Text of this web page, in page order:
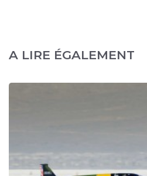
A LIRE ÉGALEMENT